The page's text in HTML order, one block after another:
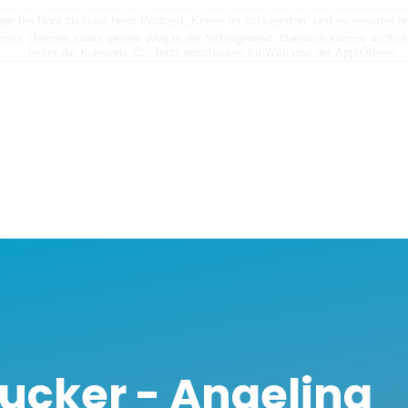
bei Nora zu Gast beim Podcast „Keiner ist schlagerfrei“ und es erwartet
Themen sowie seinen Weg in der Schlagerwelt. Natürlich kommt auch
- Angelina